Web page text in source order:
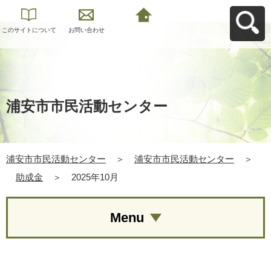
このサイトについて お問い合わせ
浦安市市民活動センター
浦安市市民活動センター ＞ 浦安市市民活動センター
＞
助成金
＞ 2025年10月
Menu